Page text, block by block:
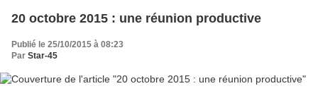
20 octobre 2015 : une réunion productive
Publié le 25/10/2015 à 08:23
Par Star-45